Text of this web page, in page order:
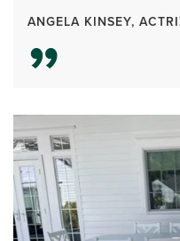
ANGELA KINSEY,